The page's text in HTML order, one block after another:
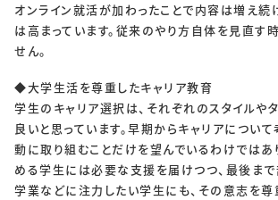
オンライン就活が加わったことで内容は増え続
は高まっています。従来のやり方自体を見直す
せん。
◆大学生活を尊重したキャリア教育
学生のキャリア選択は、それぞれのスタイルや
良いと思っています。早期からキャリアについ
動に取り組むことだけを望んでいるわけではあ
める学生には必要な支援を届けつつ、最後まで
学業などに注力したい学生にも、その意志を